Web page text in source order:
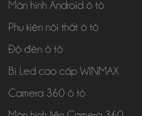
Màn hình Android ô tô
Phụ kiện nội thất ô tô
Độ đèn ô tô
Bi Led cao cấp WINMAX
Camera 360 ô tô